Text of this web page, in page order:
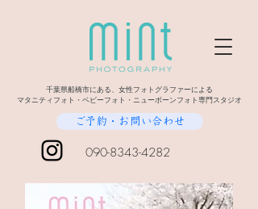
千葉県船橋市にある、女性フォトグラファーによる
マタニティフォト・ベビーフォト・ニューボーンフォト専門スタジオ
ご予約・お問い合わせ
090-8343-4282